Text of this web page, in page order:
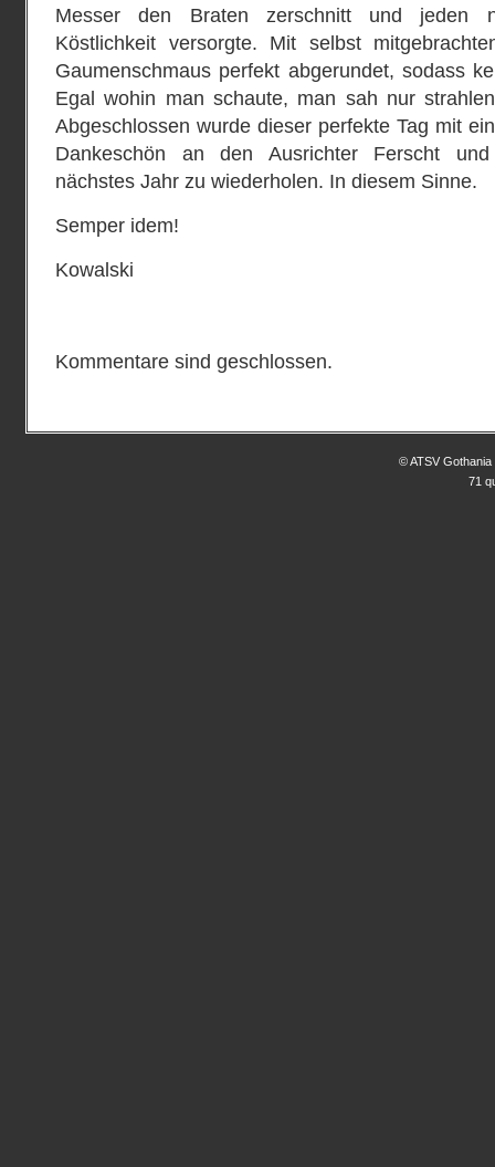
Messer den Braten zerschnitt und jeden
Köstlichkeit versorgte. Mit selbst
Gaumenschmaus perfekt abgerundet, sodass
Egal wohin man schaute, man sah nur
Abgeschlossen wurde dieser perfekte Tag mit
Dankeschön an den Ausrichter Ferscht
nächstes Jahr zu wiederholen. In diesem Sinne.
Semper idem!
Kowalski
Kommentare sind geschlossen.
© ATSV
71